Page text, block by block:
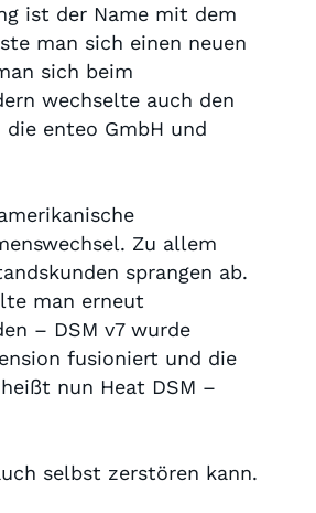
ist der Name mit dem
man sich einen neuen
sich beim
wechselte auch den
enteo GmbH und
Zu allem
sprangen ab.
man erneut
– DSM v7 wurde
fusioniert und die
nun Heat DSM –
selbst zerstören kann.